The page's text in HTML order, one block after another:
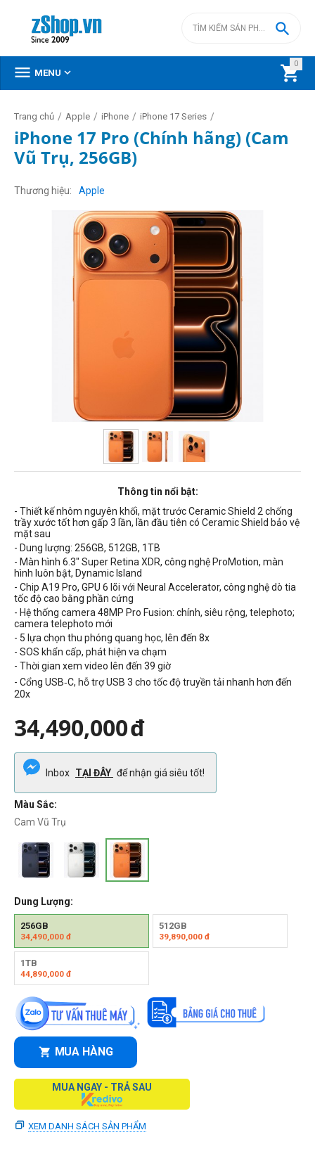
0


 MENU 
Trang chủ / Apple / iPhone / iPhone 17 Series /
iPhone 17 Pro (Chính hãng) (Cam
Vũ Trụ, 256GB)
Thương hiệu Apple
Thông tin nổi bật:
- Thiết kếnhôm nguyên khối, mặt trước Ceramic Shield 2 chống
trầy xước tốt hơn gấp 3 lần, lần đầu tiên có Ceramic Shield bảo vệ
mặt sau
- Dung lượng: 256GB, 512GB, 1TB
- Màn hình 6.3" Super Retina XDR, công nghệ ProMotion, màn
hình luôn bật, Dynamic Island
- Chip A19 Pro, GPU 6 lõi với Neural Accelerator, công nghệ dò tia
tốc độ cao bằng phần cứng
- Hệ thống camera 48MP Pro Fusion: chính, siêu rộng, telephoto;
camera telephoto mới
- 5 lựa chọn thu phóng quang học, lên đến 8x
- SOS khẩn cấp, phát hiện va chạm
- Thời gian xem video lên đến 39 giờ
- Cổng USB‑C, hỗ trợ USB 3 cho tốc độ truyền tải nhanh hơn đến
20x
34,490,000đ
Inbox TẠI ĐÂY để nhận giá siêu tốt!
Màu Sắc:
Cam Vũ Trụ
Dung Lượng:
256GB
34,490,000 đ
512GB
39,890,000đ
1TB
44,890,000 đ
MUA HÀNG
MUA NGAY - TRẢ SAU
XEM DANH SÁCH SẢN PHẨM